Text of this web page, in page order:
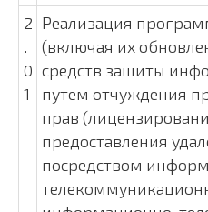
2
.
0
1
Реализация
(включая их
средств защиты
путем отчуждения
прав
предоставления
посредством